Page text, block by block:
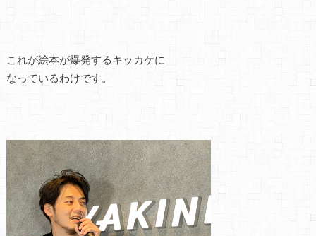
これが絵本が爆発するキッカケに
なっているわけです。